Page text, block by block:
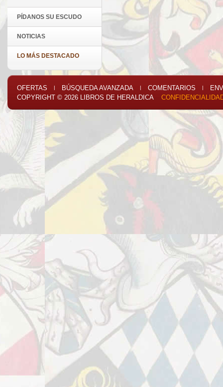
PÍDANOS SU ESCUDO
NOTICIAS
LO MÁS DESTACADO
OFERTAS | BÚSQUEDA AVANZADA | COMENTARIOS |
COPYRIGHT © 2026
LIBROS DE HERALDICA